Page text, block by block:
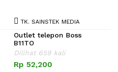
TK. SAINSTEK MEDIA
Outlet telepon Boss
B11TO
Dilihat 659 kali
Rp 52,200